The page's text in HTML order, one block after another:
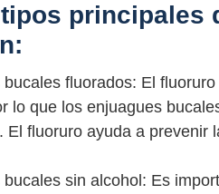
principales
bucales fluorados: El
lo que los enjuagues
El fluoruro ayuda a prevenir
bucales sin alcohol: Es